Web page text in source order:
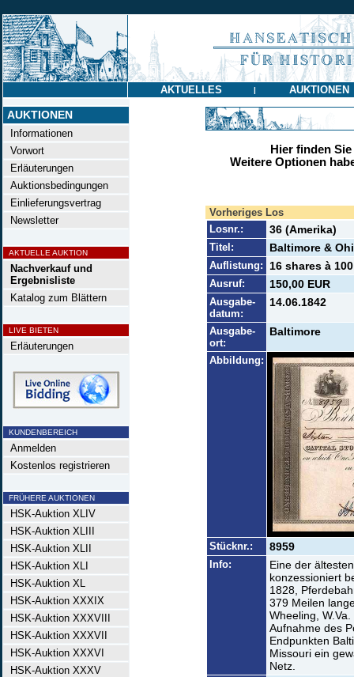
AKTUELLES | AUKTIONEN
AUKTIONEN
Informationen
Vorwort
Erläuterungen
Auktionsbedingungen
Einlieferungsvertrag
Newsletter
AKTUELLE AUKTION
Nachverkauf und
Ergebnisliste
Katalog zum Blättern
LIVE BIETEN
Erläuterungen
KUNDENBEREICH
Anmelden
Kostenlos registrieren
FRÜHERE AUKTIONEN
HSK-Auktion XLIV
HSK-Auktion XLIII
HSK-Auktion XLII
HSK-Auktion XLI
HSK-Auktion XL
HSK-Auktion XXXIX
HSK-Auktion XXXVIII
HSK-Auktion XXXVII
HSK-Auktion XXXVI
HSK-Auktion XXXV
Hier finden
Weitere Optionen
Vorheriges Los
Losnr.:
36 (Amerika)
Titel: Baltimore &
Auflistung: 16 shares à
Ausruf: 150,00 EUR
Ausgabe-
datum:
14.06.1842
Ausgabe-
ort:
Baltimore
Abbildung:
Stücknr.: 8959
Info:
Eine der
konzessioniert
1828,
379 Meilen
Wheeling,
Aufnahme des
Endpunkten
Missouri ein
Netz.